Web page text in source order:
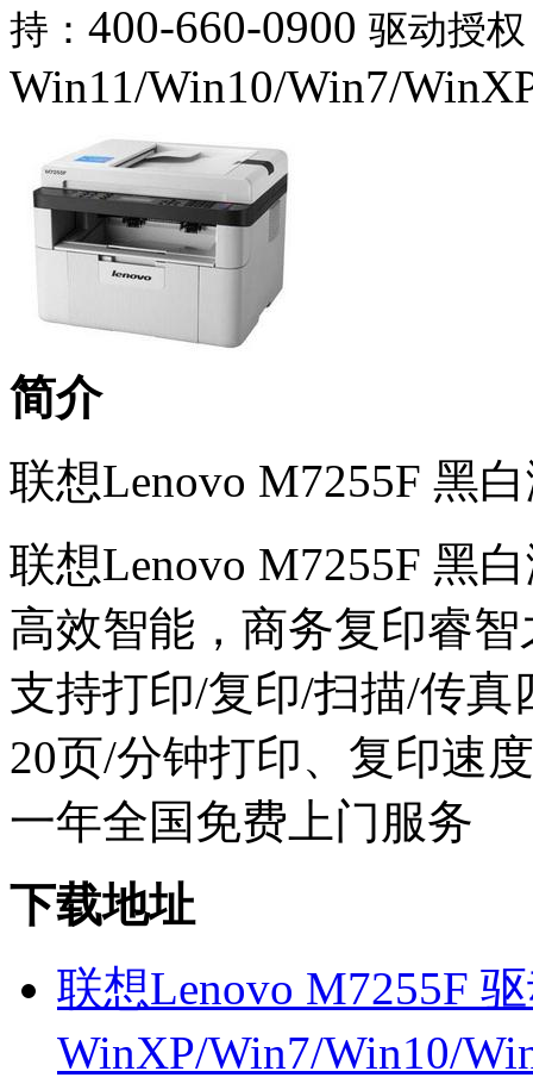
持： 400-660-0900 驱动授
Win11/Win10/Win7/
简介
联想Lenovo M7255F 黑
联想Lenovo M7255F 黑
高效智能，商务复印睿智
支持打印/复印/扫描/传真
20页/分钟打印、复印速
一年全国免费上门服务
下载地址
联想Lenovo M7255F
WinXP/Win7/Win10/